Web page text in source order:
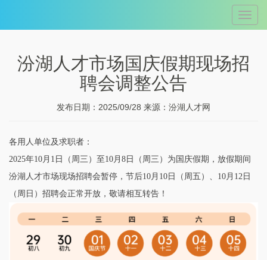
Toggle
汾湖人才市场国庆假期现场招
聘会调整公告
发布日期：2025/09/28 来源：汾湖人才网
各用人单位及求职者：
2025年10月1日（周三）至10月8日（周三）为国庆假期，放假期间
汾湖人才市场现场招聘会暂停，节后10月10日（周五）、10月12日
（周日）招聘会正常开放，敬请相互转告！